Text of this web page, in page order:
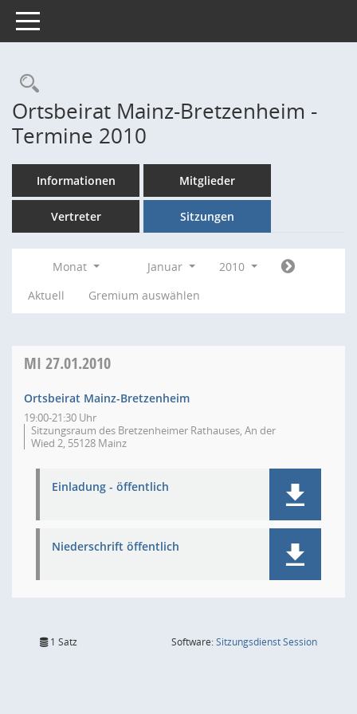
Toggle navigation
Rechercheauswahl
Ortsbeirat Mainz-Bretzenheim -
Termine 2010
Informationen Mitglieder
Vertreter Sitzungen
Monat Januar
2010
Aktuell
Gremium auswählen
MI 27.01.2010
Ortsbeirat Mainz-Bretzenheim
19:00-21:30 Uhr
Sitzungsraum des Bretzenheimer Rathauses, An der
Wied 2, 55128 Mainz
Einladung - öffentlich
Niederschrift öffentlich
1 Satz Software:SitzungsdienstSession(Wird in